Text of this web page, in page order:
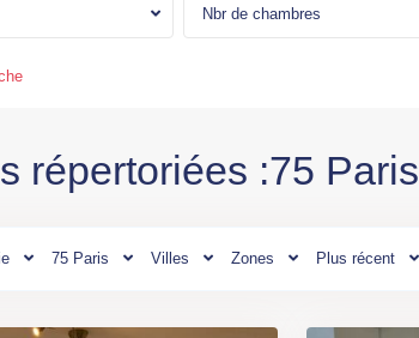
Nbr de chambres
répertoriées :75 Paris
75 Paris Villes Zones Plus récent
Marx
Paris